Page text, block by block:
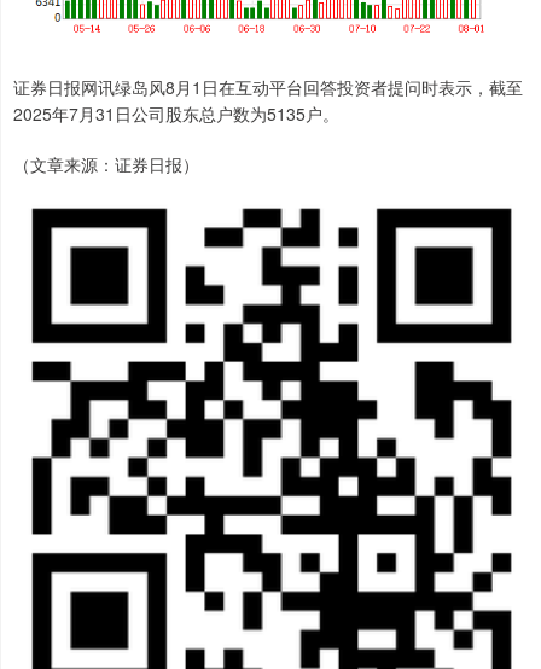
证券日报网讯绿岛风8月1日在互动平台回答投资者提问时表示，截至
2025年7月31日公司股东总户数为5135户。
（文章来源：证券日报）